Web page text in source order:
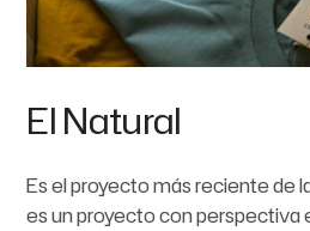
El Natural
Es el proyecto más reciente de
es un proyecto con perspectiva